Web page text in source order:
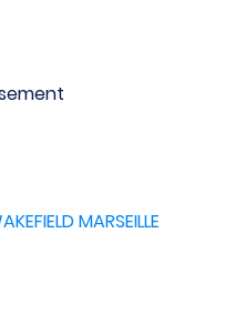
MARSEILLE